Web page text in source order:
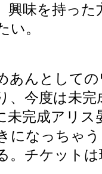
興味を持った
い。
あんとして
、今度は未
未完成アリス
になっちゃ
。チケット